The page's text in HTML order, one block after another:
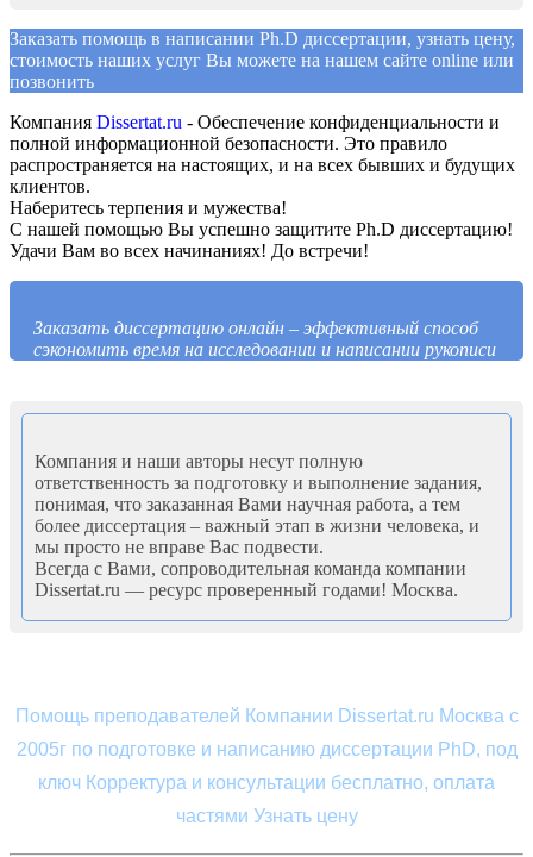
Заказать помощь в написании Ph.D диссертации, узнать цену,
стоимость наших услуг Вы можете на нашем сайте online или
позвонить
Компания Dissertat.ru - Обеспечение конфиденциальности и
полной информационной безопасности. Это правило
распространяется на настоящих, и на всех бывших и будущих
клиентов.
Наберитесь терпения и мужества!
С нашей помощью Вы успешно защитите Ph.D диссертацию!
Удачи Вам во всех начинаниях! До встречи!
Заказать диссертацию онлайн – эффективный способ
сэкономить время на исследовании и написании рукописи
Компания и наши авторы несут полную
ответственность за подготовку и выполнение задания,
понимая, что заказанная Вами научная работа, а тем
более диссертация – важный этап в жизни человека, и
мы просто не вправе Вас подвести.
Всегда с Вами, сопроводительная команда компании
Dissertat.ru — ресурс проверенный годами! Москва.
Помощь преподавателей Компании Dissertat.ru Москва с
2005г по подготовке и написанию диссертации PhD, под
ключ Корректура и консультации бесплатно, оплата
частями Узнать цену